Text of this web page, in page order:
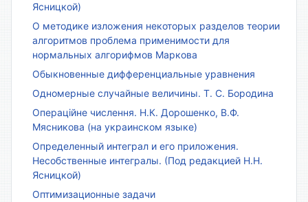
Ясницкой)
О методике изложения некоторых разделов теории
алгоритмов проблема применимости для
нормальных алгорифмов Маркова
Обыкновенные дифференциальные уравнения
Одномерные случайные величины. Т. С. Бородина
Операційне числення. Н.К. Дорошенко, В.Ф.
Мясникова (на украинском языке)
Определенный интеграл и его приложения.
Несобственные интегралы. (Под редакцией Н.Н.
Ясницкой)
Оптимизационные задачи